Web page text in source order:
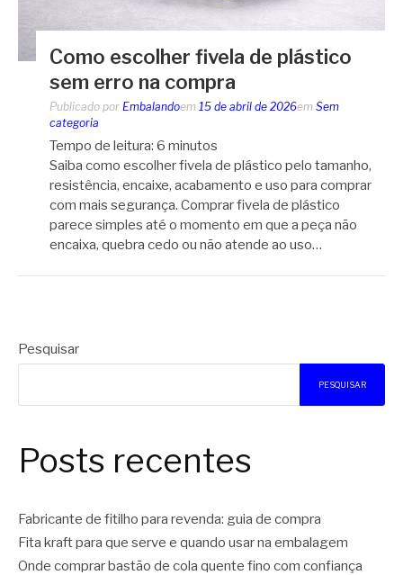
Como escolher fivela de plástico
sem erro na compra
Publicado por Embalandoem 15 de abril de 2026em Sem
categoria
Tempo de leitura: 6 minutos
Saiba como escolher fivela de plástico pelo tamanho,
resistência, encaixe, acabamento e uso para comprar
com mais segurança. Comprar fivela de plástico
parece simples até o momento em que a peça não
encaixa, quebra cedo ou não atende ao uso…
Pesquisar
PESQUISAR
Posts recentes
Fabricante de fitilho para revenda: guia de compra
Fita kraft para que serve e quando usar na embalagem
Onde comprar bastão de cola quente fino com confiança